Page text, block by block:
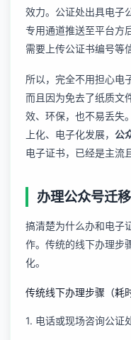
效力。公证处出具电子
专用通道推送至平台方
需要上传公证书编号等
所以，完全不用担心电
而且因为免去了纸质文
效、环保，也不易丢失
上化、电子化发展， 公
电子证书，已经是主流
办理公众号迁
搞清楚为什么办和电子
作。传统的线下办理步
化。
传统线下办理步骤（耗
1. 电话或现场咨询公证